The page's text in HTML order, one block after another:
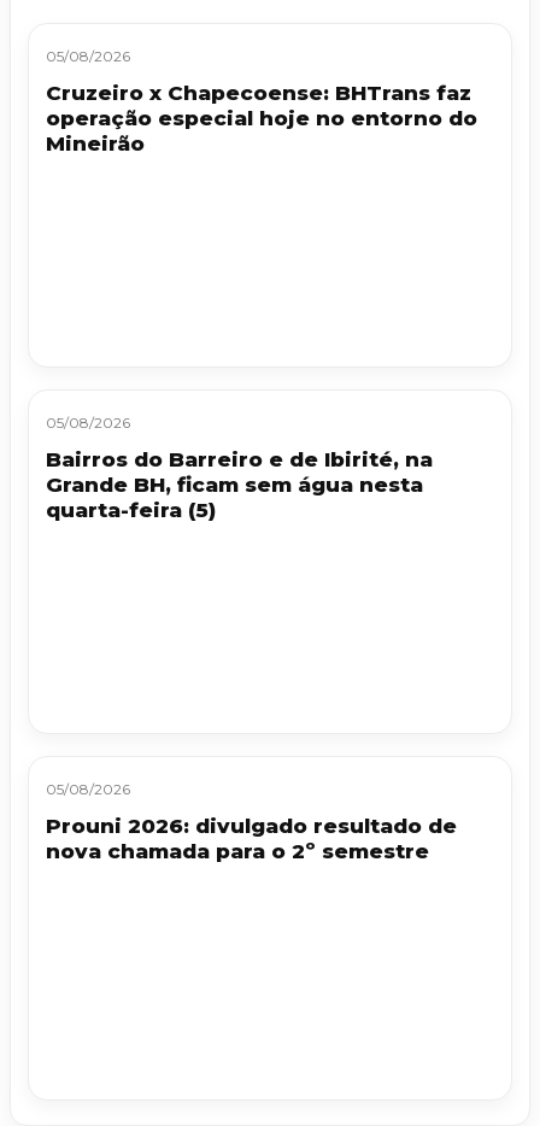
05/08/2026
Cruzeiro x Chapecoense: BHTrans faz
operação especial hoje no entorno do
Mineirão
05/08/2026
Bairros do Barreiro e de Ibirité, na
Grande BH, ficam sem água nesta
quarta-feira (5)
05/08/2026
Prouni 2026: divulgado resultado de
nova chamada para o 2º semestre